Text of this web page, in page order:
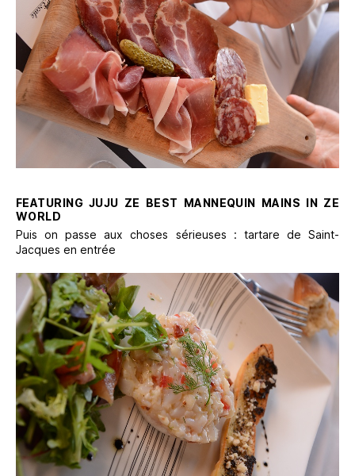
FEATURING JUJU ZE BEST MANNEQUIN MAINS IN ZE
WORLD
Puis on passe aux choses sérieuses : tartare de Saint-
Jacques en entrée